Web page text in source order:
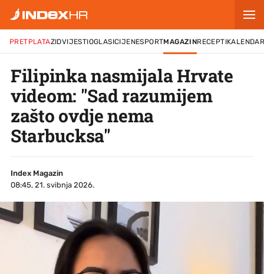
PRETPLATAZIDVIJESTIOGLASICIJENESPORTMAGAZINRECEPTI
Filipinka nasmijala Hrvate
videom: "Sad razumijem
zašto ovdje nema
Starbucksa"
Index Magazin
08:45, 21. svibnja 2026.